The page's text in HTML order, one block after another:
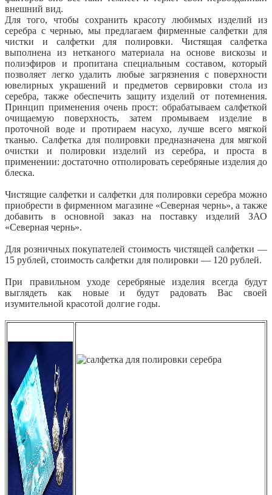
внешний вид.
Для того, чтобы сохранить красоту любимых изделий из
серебра с чернью, мы предлагаем фирменные салфетки для
чистки и салфетки для полировки. Чистящая салфетка
выполнена из нетканого материала на основе вискозы и
полиэфиров и пропитана специальным составом, который
позволяет легко удалить любые загрязнения с поверхности
ювелирных украшений и предметов сервировки стола из
серебра, также обеспечить защиту изделий от потемнения.
Принцип применения очень прост: обрабатываем салфеткой
очищаемую поверхность, затем промываем изделие в
проточной воде и протираем насухо, лучше всего мягкой
тканью. Салфетка для полировки предназначена для мягкой
очистки и полировки изделий из серебра, и проста в
применении: достаточно отполировать серебряные изделия до
блеска.
Чистящие салфетки и салфетки для полировки серебра можно
приобрести в фирменном магазине «Северная чернь», а также
добавить в основной заказ на поставку изделий ЗАО
«Северная чернь».
Для розничных покупателей стоимость чистящей салфетки —
15 рублей, стоимость салфетки для полировки — 120 рублей.
При правильном уходе серебряные изделия всегда будут
выглядеть как новые и будут радовать Вас своей
изумительной красотой долгие годы.